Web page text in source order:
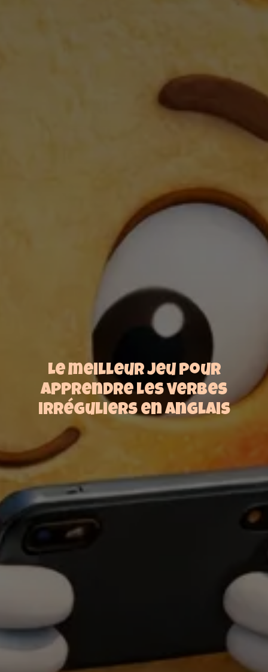
Le meilleur jeu pour
apprendre les verbes
irréguliers en anglais